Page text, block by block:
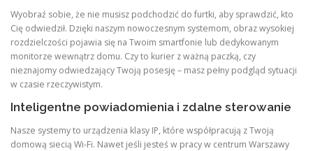
Wyobraź sobie, że nie musisz podchodzić do furtki, aby sprawdzić, kto
Cię odwiedził. Dzięki naszym nowoczesnym systemom, obraz wysokiej
rozdzielczości pojawia się na Twoim smartfonie lub dedykowanym
monitorze wewnątrz domu. Czy to kurier z ważną paczką, czy
nieznajomy odwiedzający Twoją posesję – masz pełny podgląd sytuacji
w czasie rzeczywistym.
Inteligentne powiadomienia i zdalne sterowanie
Nasze systemy to urządzenia klasy IP, które współpracują z Twoją
domową siecią Wi-Fi. Nawet jeśli jesteś w pracy w centrum Warszawy